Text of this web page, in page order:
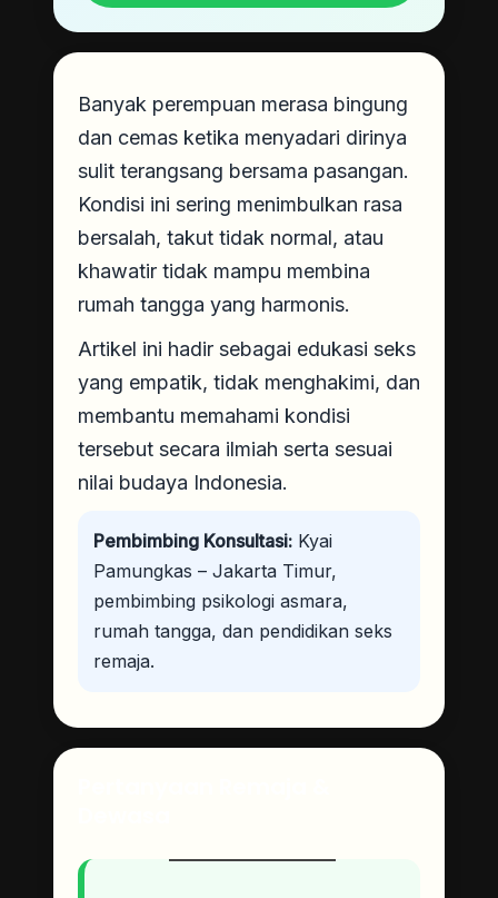
Banyak perempuan merasa bingung
dan cemas ketika menyadari dirinya
sulit terangsang bersama pasangan.
Kondisi ini sering menimbulkan rasa
bersalah, takut tidak normal, atau
khawatir tidak mampu membina
rumah tangga yang harmonis.
Artikel ini hadir sebagai edukasi seks
yang empatik, tidak menghakimi, dan
membantu memahami kondisi
tersebut secara ilmiah serta sesuai
nilai budaya Indonesia.
Pembimbing Konsultasi: Kyai
Pamungkas – Jakarta Timur,
pembimbing psikologi asmara,
rumah tangga, dan pendidikan seks
remaja.